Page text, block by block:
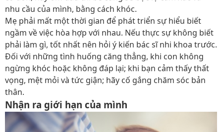
nhu cầu của mình, bằng cách khóc.
Mẹ phải mất một thời gian để phát triển sự hiểu biết
ngầm về việc hòa hợp với nhau. Nếu thực sự không biết
phải làm gì, tốt nhất nên hỏi ý kiến ​​bác sĩ nhi khoa trước.
Đối với những tình huống căng thẳng, khi con không
ngừng khóc hoặc không đáp lại; khi bạn cảm thấy thất
vọng, mệt mỏi và tức giận; hãy cố gắng chăm sóc bản
thân.
Nhận ra giới hạn của mình